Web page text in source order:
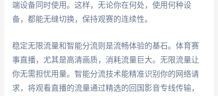
端设备同时使用。这样，无论你在何处，使用何种设
备，都能无缝切换，保持观赛的连续性。
稳定无限流量和智能分流则是流畅体验的基石。体育赛
事直播，尤其是高清画质，消耗流量巨大。无限流量让
你无需担忧用量。智能分流技术能精准识别你的网络请
求，将观看直播的流量通过精选的回国影音专线传输，